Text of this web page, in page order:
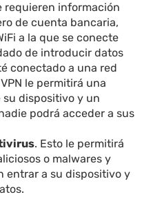
requieren información
de cuenta bancaria,
a la que se conecte
de introducir datos
conectado a una red
le permitirá una
dispositivo y un
podrá acceder a sus
. Esto le permitirá
o malwares y
entrar a su dispositivo y